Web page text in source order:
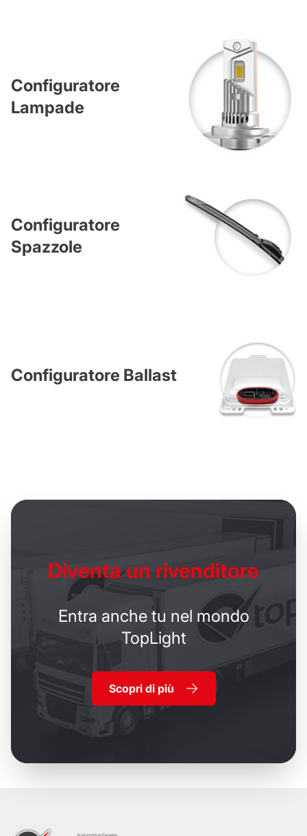
Configuratore
Lampade
Configuratore
Spazzole
Configuratore Ballast
Diventa un rivenditore
Entra anche tu nel mondo
TopLight
Scopri di più